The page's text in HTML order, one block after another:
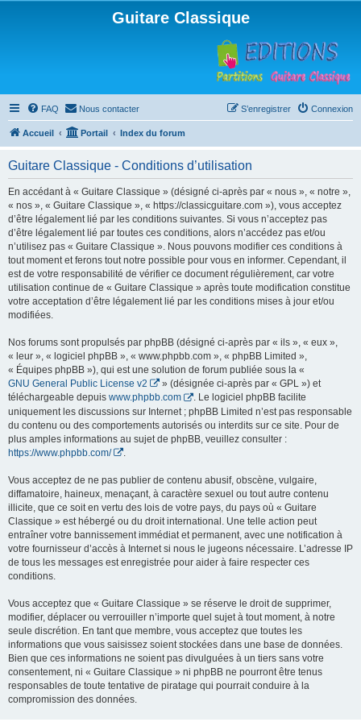
Guitare Classique
FAQ Nous contacter Connexion
S’enregistrer
Accueil Portail Index du forum
Guitare Classique - Conditions d’utilisation
En accédant à « Guitare Classique » (désigné ci-après par « nous », « notre »,
« nos », « Guitare Classique », « https://classicguitare.com »), vous acceptez
d’être légalement lié par les conditions suivantes. Si vous n’acceptez pas
d’être légalement lié par toutes ces conditions, alors n’accédez pas et/ou
n’utilisez pas « Guitare Classique ». Nous pouvons modifier ces conditions à
tout moment et ferons tout notre possible pour vous en informer. Cependant, il
est de votre responsabilité de vérifier ce document régulièrement, car votre
utilisation continue de « Guitare Classique » après toute modification constitue
votre acceptation d’être légalement lié par les conditions mises à jour et/ou
modifiées.
Nos forums sont propulsés par phpBB (désigné ci-après par « ils », « eux »,
« leur », « logiciel phpBB », « www.phpbb.com », « phpBB Limited »,
« Équipes phpBB »), qui est une solution de forum publiée sous la «
GNU General Public License v2
» (désignée ci-après par « GPL ») et
téléchargeable depuis www.phpbb.com
. Le logiciel phpBB facilite
uniquement les discussions sur Internet ; phpBB Limited n’est pas responsable
du contenu ou des comportements autorisés ou interdits sur ce site. Pour de
plus amples informations au sujet de phpBB, veuillez consulter :
https://www.phpbb.com/
Vous acceptez de ne pas publier de contenu abusif, obscène, vulgaire,
diffamatoire, haineux, menaçant, à caractère sexuel ou tout autre contenu
illicite, que ce soit en vertu des lois de votre pays, du pays où « Guitare
Classique » est hébergé ou du droit international. Une telle action peut
entraîner votre bannissement immédiat et permanent, avec une notification à
votre fournisseur d’accès à Internet si nous le jugeons nécessaire. L’adresse IP
de tous les messages est enregistrée pour aider à faire respecter ces
conditions.
Vous acceptez que « Guitare Classique » se réserve le droit de supprimer,
modifier, déplacer ou verrouiller n’importe quel sujet à tout moment, à notre
seule discrétion. En tant que membre, vous acceptez que toutes les
informations que vous saisissez soient stockées dans une base de données.
Bien que ces informations ne soient pas divulguées à un tiers sans votre
consentement, ni « Guitare Classique » ni phpBB ne pourront être tenus
responsables de toute tentative de piratage qui pourrait conduire à la
compromission des données.